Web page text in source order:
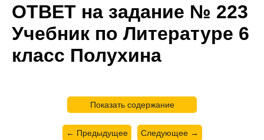
ОТВЕТ на задание № 223
Учебник по Литературе 6
класс Полухина
Показать содержание
← Предыдущее Следующее →